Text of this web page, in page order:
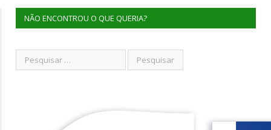
NÃO ENCONTROU O QUE QUERIA?